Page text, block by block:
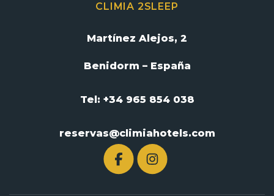
CLIMIA 2SLEEP
Martínez Alejos, 2
Benidorm – España
Tel: +34 965 854 038
reservas@climiahotels.com